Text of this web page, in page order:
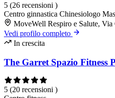
5 (26 recensioni )
Centro ginnastica Chinesiologo
MoveWell Respiro e Salute,
Vedi profilo completo
In crescita
The Garret Spazio Fitness
5 (20 recensioni )